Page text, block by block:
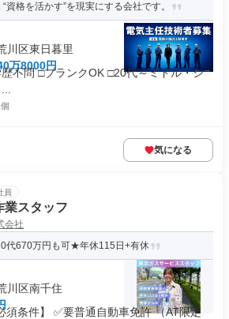
資格を活かす”を現実にする会社です。
川区東日暮里
万8000円
不問 □ブランクOK □20代～ミドル・シ
気になる
員
業スタッフ
会社
代670万円も可★年休115日+有休
川区南千住
須条件】 ✅要普通自動車免許 （AT限定